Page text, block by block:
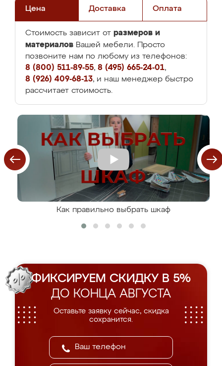
Цена Доставка Оплата
Стоимость зависит от размеров и
материалов Вашей мебели. Просто
позвоните нам по любому из телефонов:
8 (800) 511-89-55, 8 (495) 665-24-01,
8 (926) 409-68-13, и наш менеджер быстро
рассчитает стоимость.
Как правильно выбрать шкаф
ФИКСИРУЕМ СКИДКУ В 5%
ДО КОНЦА АВГУСТА
Оставьте заявку сейчас, скидка
сохранится.